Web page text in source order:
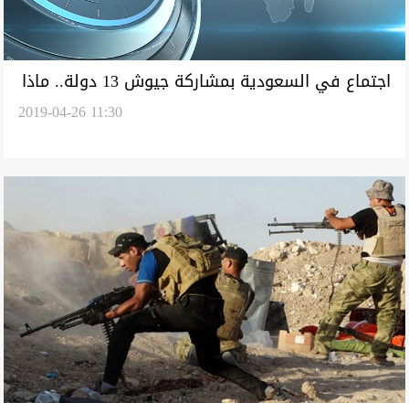
اجتماع في السعودية بمشاركة جيوش 13 دولة.. ماذا
2019-04-26 11:30